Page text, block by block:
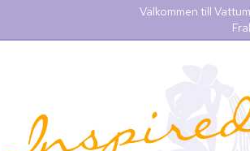
Välkommen till